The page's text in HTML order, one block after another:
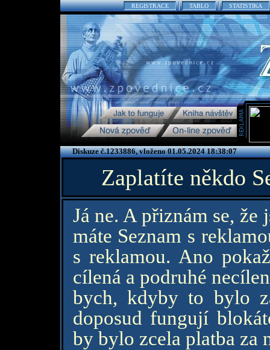
REGISTRACE TABLO STATISTIKA
Diskuze č.1233886, vloženo 01.05.2024 18:38:07
Zaplatíte někdo
Já ne. A přiznám se,
máte Seznam s
s reklamou. Ano
cílená a podruhé
bych, kdyby to bylo
doposud fungují
by bylo zcela platba za